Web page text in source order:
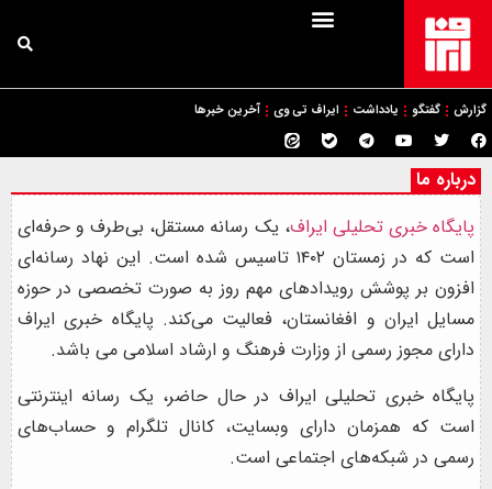
گزارش گفتگو یادداشت ایراف تی وی آخرین خبرها
درباره ما
پایگاه خبری تحلیلی ایراف، یک رسانه مستقل، بی‌طرف و حرفه‌ای
است که در زمستان ۱۴۰۲ تاسیس شده است. این نهاد رسانه‌ای
افزون بر پوشش رویدادهای مهم روز به صورت تخصصی در حوزه
مسایل ایران و افغانستان، فعالیت می‌کند. پایگاه خبری ایراف
دارای مجوز رسمی از وزارت فرهنگ و ارشاد اسلامی می باشد.
پایگاه خبری تحلیلی ایراف در حال حاضر، یک رسانه اینترنتی
است که همزمان دارای وبسایت، کانال تلگرام و حساب‌های
رسمی در شبکه‌های اجتماعی است.